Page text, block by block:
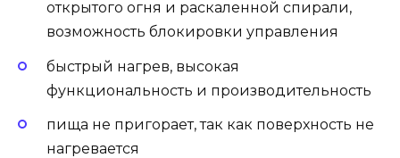
открытого огня и раскаленной спирали,
возможность блокировки управления
быстрый нагрев, высокая
функциональность и производительность
пища не пригорает, так как поверхность не
нагревается